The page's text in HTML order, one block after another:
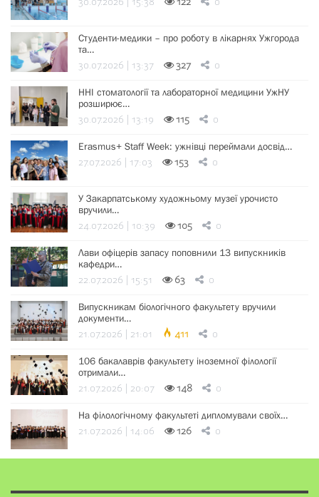
Студенти-медики – про роботу в лікарнях Ужгорода
та…
30.07.2026 | 13:37 327 0
ННІ стоматології та лабораторної медицини УжНУ
розширює…
30.07.2026 | 13:19 115 0
Erasmus+ Staff Week: ужнівці переймали досвід…
27.07.2026 | 17:03 153 0
У Закарпатському художньому музеї урочисто
вручили…
24.07.2026 | 10:39 105 0
Лави офіцерів запасу поповнили 13 випускників
кафедри…
22.07.2026 | 15:51 63 0
Випускникам біологічного факультету вручили
документи…
21.07.2026 | 21:01 411 0
106 бакалаврів факультету іноземної філології
отримали…
21.07.2026 | 20:07 148 0
На філологічному факультеті дипломували своїх…
21.07.2026 | 14:06 126 0